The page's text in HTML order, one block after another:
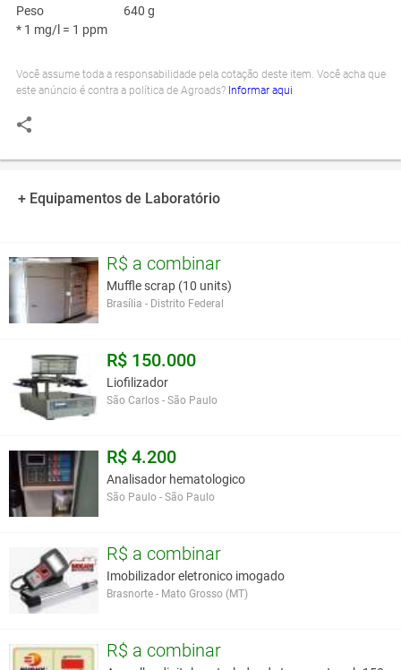
Peso
640 g
* 1 mg/l = 1 ppm
Você assume toda a responsabilidade pela cotação deste item. Você acha que
este anúncio é contra a política de Agroads? Informar aqui
+ Equipamentos de Laboratório
R$ a combinar
Muffle scrap (10 units)
Brasília - Distrito Federal
R$ 150.000
Liofilizador
São Carlos - São Paulo
R$ 4.200
Analisador hematologico
São Paulo - São Paulo
R$ a combinar
Imobilizador eletronico imogado
Brasnorte - Mato Grosso (MT)
R$ a combinar